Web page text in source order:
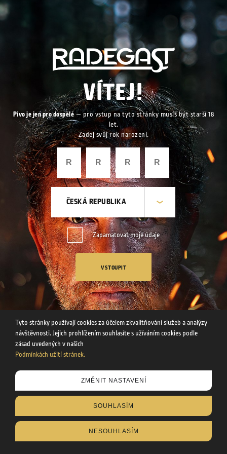
VÍTEJ!
Pivo je jen pro dospělé— pro vstup na tyto stránky musíš být starší 18
let.
Zadej svůj rok narození.
ČESKÁ REPUBLIKA
Zapamatovat moje údaje
VSTOUPIT
Tyto stránky používají cookies za účelem zkvalitňování služeb a
užíváním cookies podle zásad uvedených v našich
Podmínkách užití stránek
Tyto stránky používají cookies za účelem zkvalitňování služeb a analýzy
návštěvnosti. Jejich prohlížením souhlasíte s užíváním cookies podle
zásad uvedených v našich
Podmínkách užití stránek.
ZMĚNIT NASTAVENÍ
SOUHLASÍM
NESOUHLASÍM